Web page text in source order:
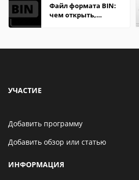
Файл формата BIN:
чем открыть,
УЧАСТИЕ
Добавить программу
Добавить обзор или статью
ИНФОРМАЦИЯ